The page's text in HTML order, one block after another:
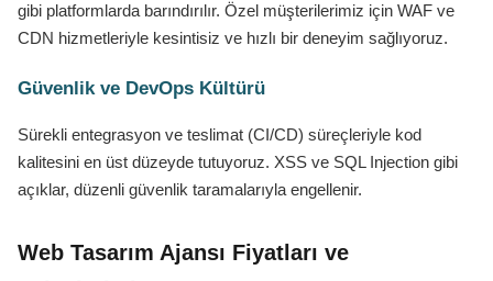
gibi platformlarda barındırılır. Özel müşterilerimiz için WAF ve
CDN hizmetleriyle kesintisiz ve hızlı bir deneyim sağlıyoruz.
Güvenlik ve DevOps Kültürü
Sürekli entegrasyon ve teslimat (CI/CD) süreçleriyle kod
kalitesini en üst düzeyde tutuyoruz. XSS ve SQL Injection gibi
açıklar, düzenli güvenlik taramalarıyla engellenir.
Web Tasarım Ajansı Fiyatları ve